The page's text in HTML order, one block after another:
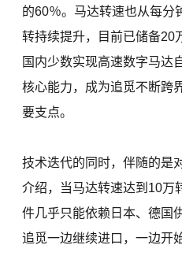
的60％。马达转速也从每分
转持续提升，目前已储备20
国内少数实现高速数字马达
核心能力，成为追觅不断跨
要支点。
技术迭代的同时，伴随的是
介绍，当马达转速达到10万
件几乎只能依赖日本、德国
追觅一边继续进口，一边开